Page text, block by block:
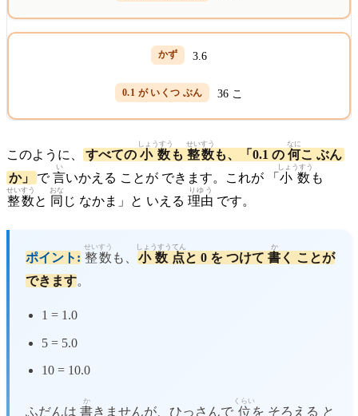
3.6
36 こ
このように、 すべての 小数
しょうすう
も 整数
せいすう
も、「0.1 の 何
なに
こ ぶん
か」
で言
い
いかえる ことが できます。これが 「 小数
しょうすう
も
整数
せいすう
と 同
おな
じ なかま」と いえる 理由
りゆう
です。
ポイント: 整数
せいすう
も、 小数点
しょうすうてん
と 0 を つけて 書
か
く ことが
できます。
1 = 1.0
5 = 5.0
10 = 10.0
ふだんは 書
か
きませんが、ひっさんで 位
くらい
を そろえる と